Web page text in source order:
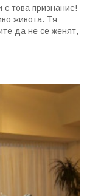
това признание!
живота. Тя
да не се женят,